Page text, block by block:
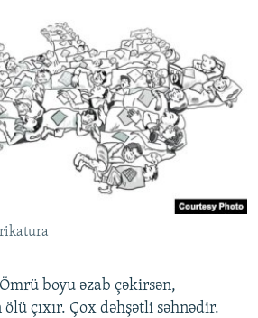
boyu əzab çəkirsən,
çıxır. Çox dəhşətli səhnədir.